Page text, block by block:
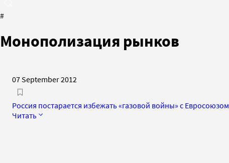
#
Монополизация рынков
07 September 2012
Россия постарается избежать «газовой войны» с Евросоюзом
Читать